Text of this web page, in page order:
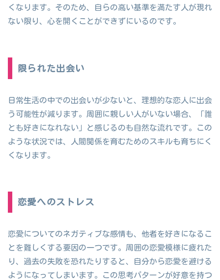
くなります。そのため、自らの高い基準を満たす人が現れ
ない限り、心を開くことができずにいるのです。
限られた出会い
日常生活の中での出会いが少ないと、理想的な恋人に出会
う可能性が減ります。周囲に親しい人がいない場合、「誰
とも好きになれない」と感じるのも自然な流れです。この
ような状況では、人間関係を育むためのスキルも育ちにく
くなります。
恋愛へのストレス
恋愛についてのネガティブな感情も、他者を好きになるこ
とを難しくする要因の一つです。周囲の恋愛模様に疲れた
り、過去の失敗を恐れたりすると、自分から恋愛を避ける
ようになってしまいます。この思考パターンが好意を持つ